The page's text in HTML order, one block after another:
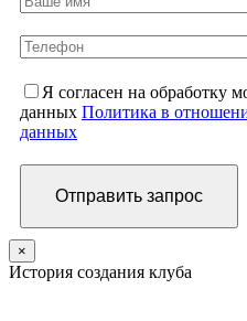
Я согласен на обработку
данных Политика в
данных
×
История создания клуба